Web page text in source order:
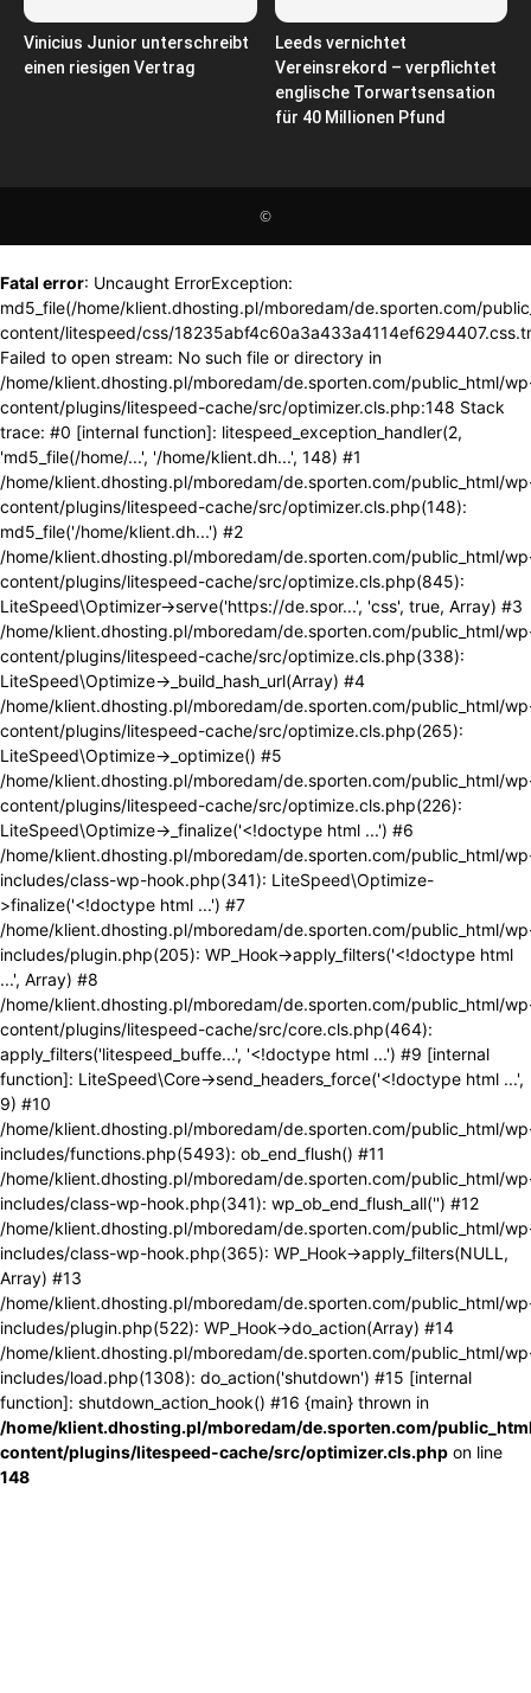
Vinicius Junior unterschreibt
einen riesigen Vertrag
Leeds vernichtet
Vereinsrekord – verpflichtet
englische Torwartsensation
für 40 Millionen Pfund
©
Fatal error: Uncaught ErrorException:
md5_file(/home/klient.dhosting.pl/mboredam/de.sporten.com/
content/litespeed/css/
Failed to open stream: No such file or directory in
/home/klient.dhosting.pl/mboredam/de.sporten.com/public_html/
content/plugins/litespeed-cache/src/optimizer.cls.php:148 Stack
trace: #0 [internal function]: litespeed_exception_handler(2,
'md5_file(/home/...', '/home/klient.dh...', 148) #1
/home/klient.dhosting.pl/mboredam/de.sporten.com/public_html/
content/plugins/litespeed-cache/src/optimizer.cls.php(148):
md5_file('/home/klient.dh...') #2
/home/klient.dhosting.pl/mboredam/de.sporten.com/public_html/
content/plugins/litespeed-cache/src/optimize.cls.php(845):
LiteSpeed\Optimizer->serve('https://de.spor...', 'css', true, Array) #3
/home/klient.dhosting.pl/mboredam/de.sporten.com/public_html/
content/plugins/litespeed-cache/src/optimize.cls.php(338):
LiteSpeed\Optimize->_build_hash_url(Array) #4
/home/klient.dhosting.pl/mboredam/de.sporten.com/public_html/
content/plugins/litespeed-cache/src/optimize.cls.php(265):
LiteSpeed\Optimize->_optimize() #5
/home/klient.dhosting.pl/mboredam/de.sporten.com/public_html/
content/plugins/litespeed-cache/src/optimize.cls.php(226):
LiteSpeed\Optimize->_finalize('<!doctype html ...') #6
/home/klient.dhosting.pl/mboredam/de.sporten.com/public_html/
includes/class-wp-hook.php(341): LiteSpeed\Optimize-
>finalize('<!doctype html ...') #7
/home/klient.dhosting.pl/mboredam/de.sporten.com/public_html/
includes/plugin.php(205): WP_Hook->apply_filters('<!doctype html
...', Array) #8
/home/klient.dhosting.pl/mboredam/de.sporten.com/public_html/
content/plugins/litespeed-cache/src/core.cls.php(464):
apply_filters('litespeed_buffe...', '<!doctype html ...') #9 [internal
function]: LiteSpeed\Core->send_headers_force('<!doctype html ...',
9) #10
/home/klient.dhosting.pl/mboredam/de.sporten.com/public_html/
includes/functions.php(5493): ob_end_flush() #11
/home/klient.dhosting.pl/mboredam/de.sporten.com/public_html/
includes/class-wp-hook.php(341): wp_ob_end_flush_all('') #12
/home/klient.dhosting.pl/mboredam/de.sporten.com/public_html/
includes/class-wp-hook.php(365): WP_Hook->apply_filters(NULL,
Array) #13
/home/klient.dhosting.pl/mboredam/de.sporten.com/public_html/
includes/plugin.php(522): WP_Hook->do_action(Array) #14
/home/klient.dhosting.pl/mboredam/de.sporten.com/public_html/
includes/load.php(1308): do_action('shutdown') #15 [internal
function]: shutdown_action_hook() #16 {main} thrown in
/home/klient.dhosting.pl/mboredam/de.sporten.com/
content/plugins/litespeed-cache/src/optimizer.cls.php on line
148